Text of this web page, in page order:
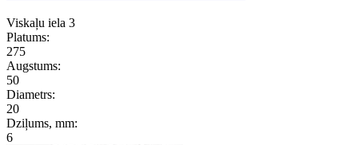
Viskaļu iela 3
Platums:
275
Augstums:
50
Diametrs:
20
Dziļums, mm:
6